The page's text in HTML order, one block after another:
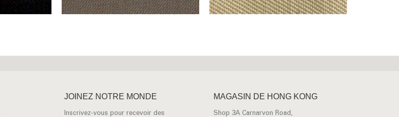
JOINEZ NOTRE MONDE
Inscrivez-vous pour recevoir des
MAGASIN DE HONG KONG
Shop 3A Carnarvon Road,